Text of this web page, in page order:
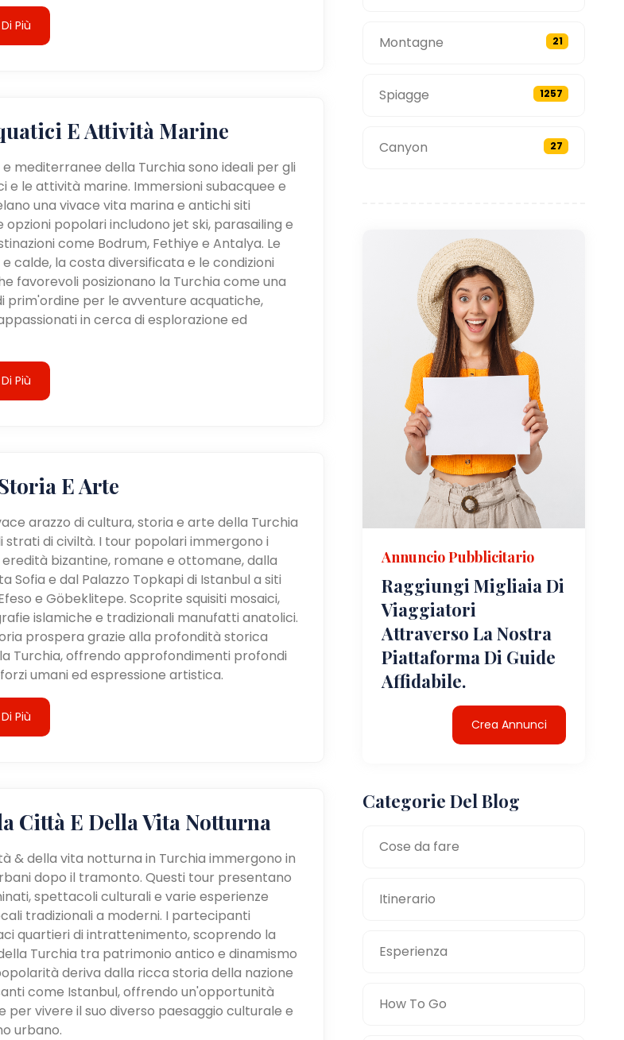
Più
E Attività Marine
mediterranee della Turchia sono ideali per gli
e le attività marine. Immersioni subacquee e
una vivace vita marina e antichi siti
opzioni popolari includono jet ski, parasailing e
come Bodrum, Fethiye e Antalya. Le
calde, la costa diversificata e le condizioni
favorevoli posizionano la Turchia come una
prim'ordine per le avventure acquatiche,
in cerca di esplorazione ed
Più
E Arte
arazzo di cultura, storia e arte della Turchia
strati di civiltà. I tour popolari immergono i
bizantine, romane e ottomane, dalla
Sofia e dal Palazzo Topkapi di Istanbul a siti
e Göbeklitepe. Scoprite squisiti mosaici,
islamiche e tradizionali manufatti anatolici.
prospera grazie alla profondità storica
Turchia, offrendo approfondimenti profondi
umani ed espressione artistica.
Più
Città E Della Vita Notturna
& della vita notturna in Turchia immergono in
dopo il tramonto. Questi tour presentano
spettacoli culturali e varie esperienze
tradizionali a moderni. I partecipanti
quartieri di intrattenimento, scoprendo la
Turchia tra patrimonio antico e dinamismo
deriva dalla ricca storia della nazione
come Istanbul, offrendo un'opportunità
per vivere il suo diverso paesaggio culturale e
urbano.
Montagne 21
Spiagge 1257
Canyon 27
Annuncio Pubblicitario
Raggiungi Migliaia Di
Viaggiatori
Attraverso La Nostra
Piattaforma Di Guide
Affidabile.
Crea Annunci
Categorie Del Blog
Cose da fare
Itinerario
Esperienza
How To Go